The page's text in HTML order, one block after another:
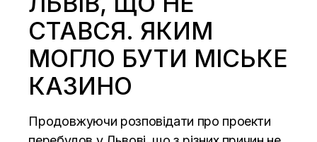
СТАВСЯ. ЯКИМ
МОГЛО БУТИ МІСЬКЕ
КАЗИНО
Продовжуючи розповідати про проекти